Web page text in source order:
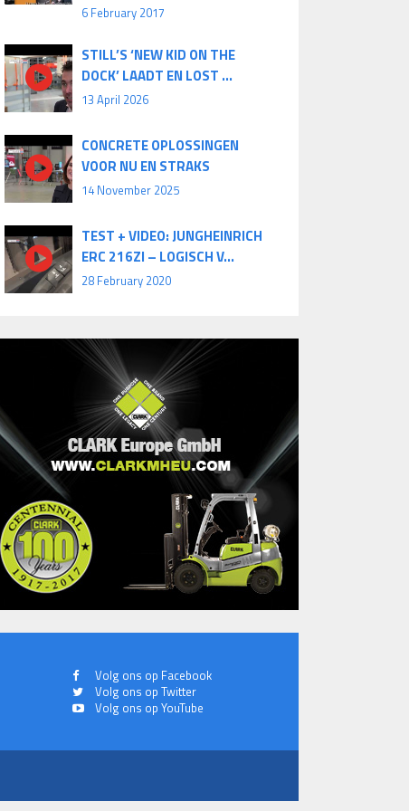
6 February 2017
STILL’S ‘NEW KID ON THE
DOCK’ LAADT EN LOST ...
13 April 2026
CONCRETE OPLOSSINGEN
VOOR NU EN STRAKS
14 November 2025
TEST + VIDEO: JUNGHEINRICH
ERC 216ZI – LOGISCH V...
28 February 2020
Volg ons op Facebook
Volg ons op Twitter
Volg ons op YouTube